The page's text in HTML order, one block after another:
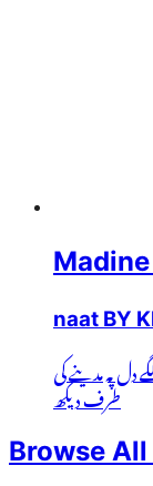
naat BY
پہ مدینے کی
طرف دیکھ
Browse